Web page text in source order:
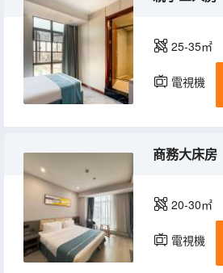
25-35㎡
電視機
20-30㎡
電視機